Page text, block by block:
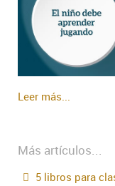
Leer más...
Más artículos...
5 libros para